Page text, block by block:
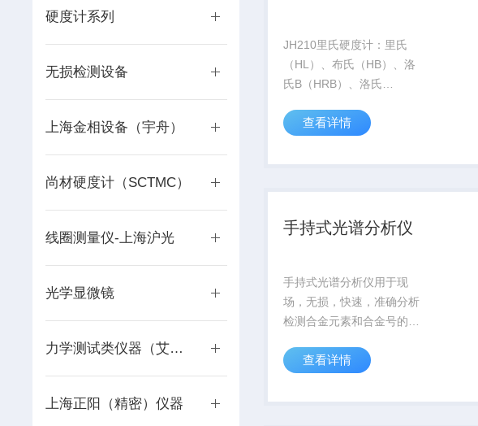
硬度计系列
无损检测设备
上海金相设备（宇舟）
尚材硬度计（SCTMC）
线圈测量仪-上海沪光
光学显微镜
力学测试类仪器（艾力）
上海正阳（精密）仪器
JH210里氏硬度计：里氏
（HL）、布氏（HB）、洛
氏B（HRB）、洛氏
A（HRA）、维氏（HV）、
和铸钢、合金工具钢、不锈
查看详情
手持式光谱分析仪
手持式光谱分析仪用于现
场，无损，快速，准确分析
检测合金元素和合金号的识
冶炼、废旧金属回收、压力
工、精细化工、食品及制
查看详情